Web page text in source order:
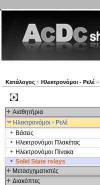
Κατάλογος » Ηλεκτρονόμοι - Ρελέ »
Αισθητήρια
Ηλεκτρονόμοι - Ρελέ
Βάσεις
Ηλεκτρονόμοι Πλακέτας
Ηλεκτρονόμοι Πίνακα
Solid State relays
Μετασχηματιστές
Διακόπτες